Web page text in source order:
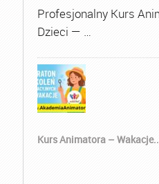
Profesjonalny Kurs
Dzieci — …
Kurs Animatora –